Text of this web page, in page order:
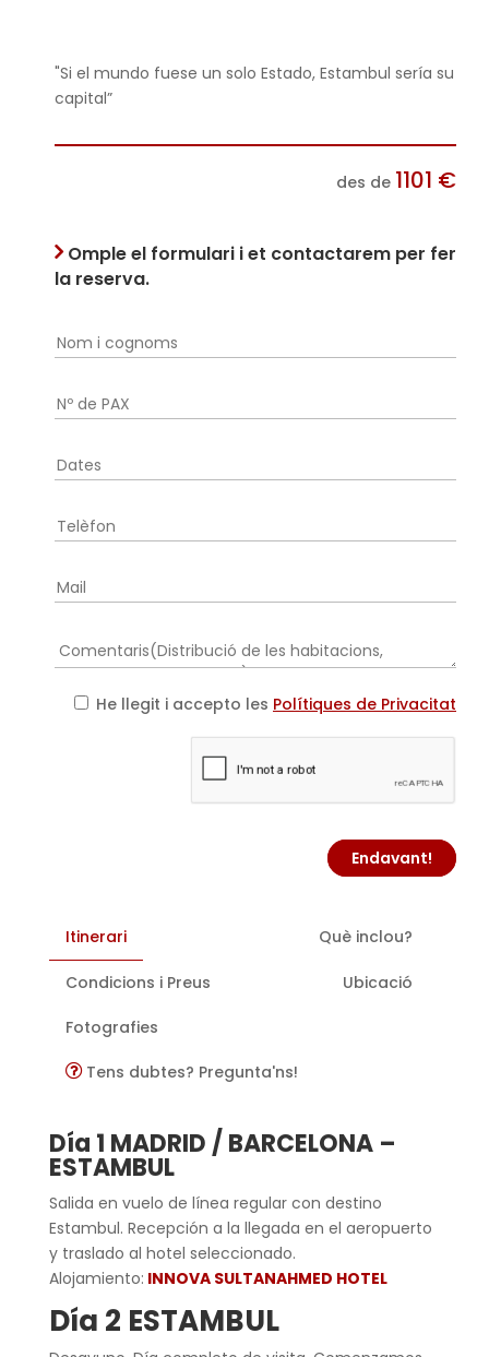
"Si el mundo fuese un solo Estado, Estambul sería su
capital”
des de 1101 €
Omple el formulari i et contactarem per fer
la reserva.
He llegit i accepto les Polítiques de Privacitat
Endavant!
Itinerari Què inclou?
Condicions i Preus Ubicació
Fotografies
Tens dubtes? Pregunta'ns!
Día 1 MADRID / BARCELONA –
ESTAMBUL
Salida en vuelo de línea regular con destino
Estambul. Recepción a la llegada en el aeropuerto
y traslado al hotel seleccionado.
Alojamiento: INNOVA SULTANAHMED HOTEL
Día 2 ESTAMBUL